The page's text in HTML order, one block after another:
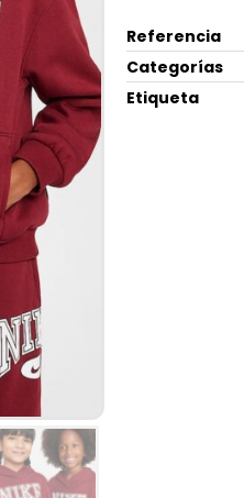
Referencia
Categorías
Etiqueta